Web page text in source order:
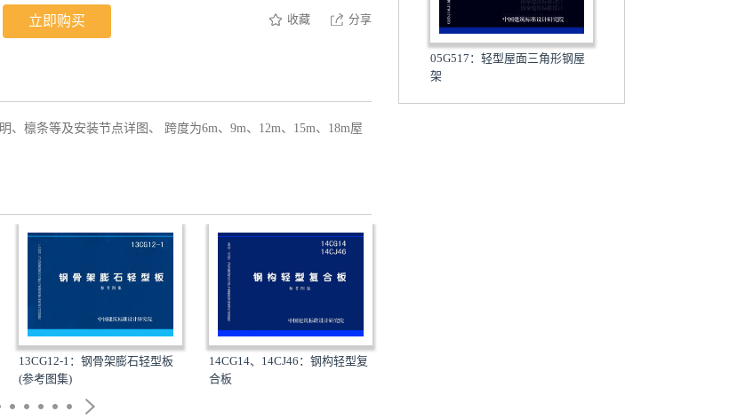
立即购买 收藏 分享
檩条等及安装节点详图、 跨度为6m、9m、12m、15m、18m屋
13CG12-1：钢骨架膨石轻型板
(参考图集)
14CG14、14CJ46：钢构轻型复
合板
05G517：轻型屋面三角形钢屋
架